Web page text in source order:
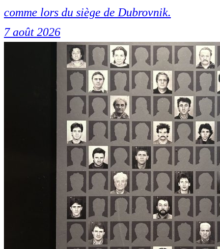
comme lors du siège de Dubrovnik.
7 août 2026